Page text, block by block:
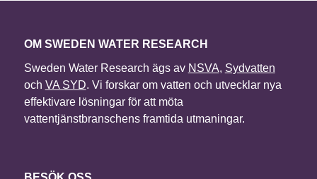
OM SWEDEN WATER RESEARCH
Sweden Water Research ägs av NSVA, Sydvatten
och VA SYD. Vi forskar om vatten och utvecklar nya
effektivare lösningar för att möta
vattentjänstbranschens framtida utmaningar.